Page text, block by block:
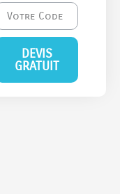
DEVIS
GRATUIT